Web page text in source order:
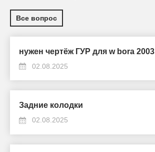
Все вопрос
нужен чертёж ГУР для w bora 2003
02.08.2025
Задние колодки
02.08.2025